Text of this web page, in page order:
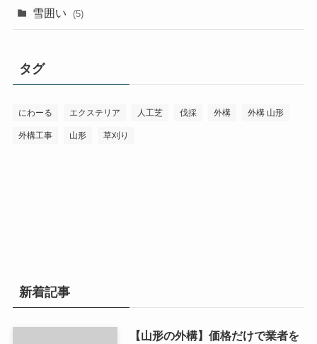
雪囲い (5)
タグ
にわーる エクステリア 人工芝 伐採 外構 外構 山形
外構工事 山形 草刈り
新着記事
【山形の外構】価格だけで業者を